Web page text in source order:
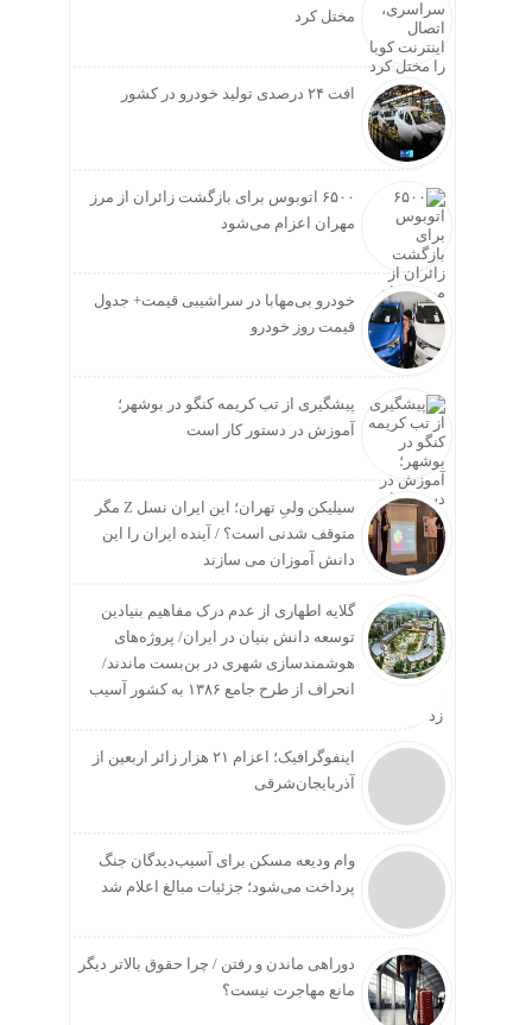
مختل کرد
افت ۲۴ درصدی تولید خودرو در کشور
۶۵۰۰ اتوبوس برای بازگشت زائران از مرز
مهران اعزام می‌شود
خودرو بی‌مهابا در سراشیبی قیمت+ جدول
قیمت روز خودرو
پیشگیری از تب کریمه کنگو در بوشهر؛
آموزش در دستور کار است
سیلیکن ولیِ تهران؛ این ایران نسل Z مگر
متوقف شدنی است؟ / آینده ایران را این
دانش آموزان می سازند
گلایه اطهاری از عدم درک مفاهیم بنیادین
توسعه دانش بنیان در ایران/ پروژه‌های
هوشمندسازی شهری در بن‌بست ماندند/
انحراف از طرح جامع ۱۳۸۶ به کشور آسیب
زد
اینفوگرافیک؛ اعزام ۲۱ هزار زائر اربعین از
آذربایجان‌شرقی
وام ودیعه مسکن برای آسیب‌دیدگان جنگ
پرداخت می‌شود؛ جزئیات مبالغ اعلام شد
دوراهی ماندن و رفتن / چرا حقوق بالاتر دیگر
مانع مهاجرت نیست؟